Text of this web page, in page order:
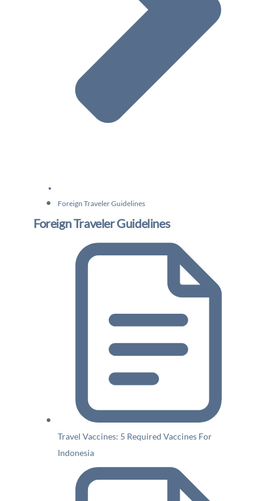
Foreign Traveler Guidelines
Foreign Traveler Guidelines
Travel Vaccines: 5 Required Vaccines For
Indonesia